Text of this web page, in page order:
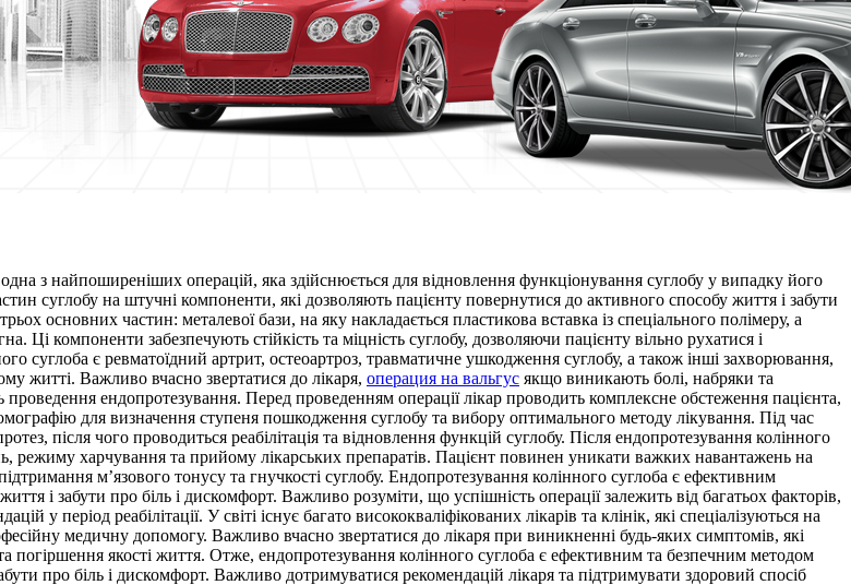
з найпоширеніших операцій, яка здійснюється для відновлення функціонування суглобу у випадку його
суглобу на штучні компоненти, які дозволяють пацієнту повернутися до активного способу життя і забути
основних частин: металевої бази, на яку накладається пластикова вставка із спеціального полімеру, а
компоненти забезпечують стійкість та міцність суглобу, дозволяючи пацієнту вільно рухатися і
суглоба є ревматоїдний артрит, остеоартроз, травматичне ушкодження суглобу, а також інші захворювання,
житті. Важливо вчасно звертатися до лікаря, операция на вальгус якщо виникають болі, набряки та
ендопротезування. Перед проведенням операції лікар проводить комплексне обстеження пацієнта,
для визначення ступеня пошкодження суглобу та вибору оптимального методу лікування. Під час
після чого проводиться реабілітація та відновлення функцій суглобу. Після ендопротезування колінного
режиму харчування та прийому лікарських препаратів. Пацієнт повинен уникати важких навантажень на
м’язового тонусу та гнучкості суглобу. Ендопротезування колінного суглоба є ефективним
і забути про біль і дискомфорт. Важливо розуміти, що успішність операції залежить від багатьох факторів,
у період реабілітації. У світі існує багато висококваліфікованих лікарів та клінік, які спеціалізуються на
медичну допомогу. Важливо вчасно звертатися до лікаря при виникненні будь-яких симптомів, які
якості життя. Отже, ендопротезування колінного суглоба є ефективним та безпечним методом
про біль і дискомфорт. Важливо дотримуватися рекомендацій лікаря та підтримувати здоровий спосіб